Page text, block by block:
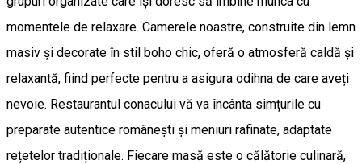
momentele de relaxare. Camerele noastre, construite din lemn
masiv și decorate în stil boho chic, oferă o atmosferă caldă și
relaxantă, fiind perfecte pentru a asigura odihna de care aveți
nevoie. Restaurantul conacului vă va încânta simțurile cu
preparate autentice românești și meniuri rafinate, adaptate
rețetelor tradiționale. Fiecare masă este o călătorie culinară,